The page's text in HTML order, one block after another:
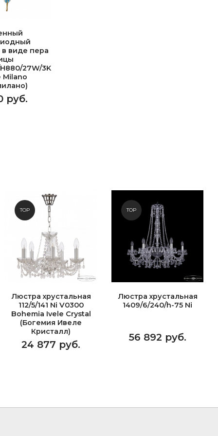
виде пера
27W/3K
Milano
руб.
TOP
Люстра хрустальная
112/5/141 Ni V0300
Bohemia Ivele Crystal
(Богемия Ивеле
Кристалл)
24 877 руб.
TOP
Люстра хрустальная
1409/6/240/h-75 Ni
56 892 руб.